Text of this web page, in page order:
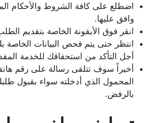
اضطلع على كافة الشروط والأحكام
وافق عليها.
انقر فوق الأيقونة الخاصة بتقديم
انتظر حتى يتم فحص البيانات الخاصة
أجل التأكد من استحقاقك للخدمة
أخيراً سوف تتلقى رسالة على رقم
المحمول الذي أدخلته سواء بقبول
بالرفض.